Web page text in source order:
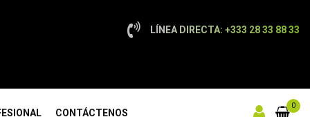
LÍNEA DIRECTA: +333 28 33 88 33
CONTÁCTENOS
0